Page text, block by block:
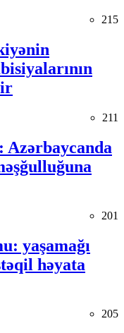
215
211
Azərbaycanda
201
yaşamağı
həyata
205